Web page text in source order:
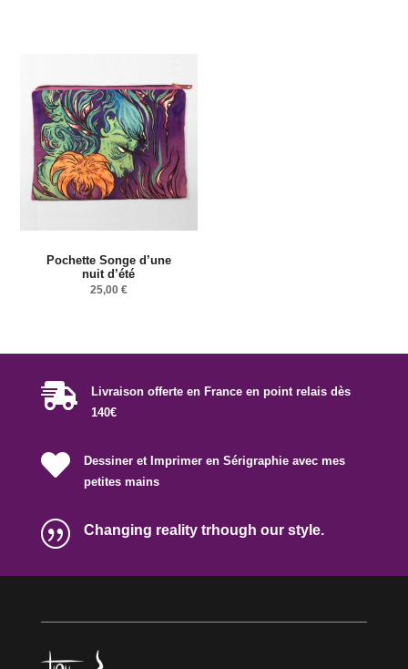
Pochette Songe d’une
nuit d’été
25,00 €

Livraison offerte en France en point relais dès
140€

Dessiner et Imprimer en Sérigraphie avec mes
petites mains
| Changing reality trhough our style.